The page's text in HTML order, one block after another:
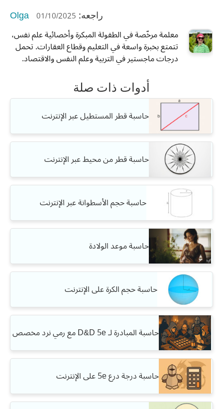
راجعه: Olga 01/10/2025
معلمة مرخّصة في الطفولة المبكرة وأخصائية علم نفس،
تتمتع بخبرة واسعة في التعليم وقطاع العقارات. تحمل
درجات ماجستير في التربية وعلم النفس والاقتصاد.
أدوات ذات صلة
حاسبة قطر المستطيل عبر الإنترنت
حاسبة قطر من محيط عبر الإنترنت
حاسبة حجم الأسطوانة عبر الإنترنت
حاسبة موعد الولادة
حاسبة حجم الكرة على الإنترنت
حاسبة المبادرة لـ D&D 5e مع رمي نرد مخصص
حاسبة درجة درع 5e على الإنترنت